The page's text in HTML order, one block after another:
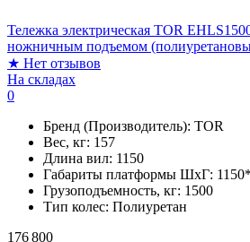
Тележка электрическая TOR
ножничным подъемом
★ Нет отзывов
На складах
0
Бренд (Производитель): TOR
Вес, кг: 157
Длина вил: 1150
Габариты платформы ШxГ:
Грузоподъемность, кг: 1500
Тип колес: Полиуретан
176 800